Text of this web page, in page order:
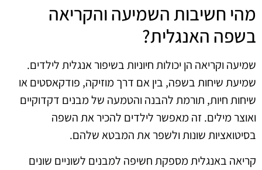
מהי חשיבות השמיעה והקריאה
בשפה האנגלית?
שמיעה וקריאה הן יכולות חיוניות בשיפור אנגלית לילדים.
שמיעת שיחות בשפה, בין אם דרך מוזיקה, פודקאסטים או
שיחות חיות, תורמת להבנה והטמעה של מבנים דקדוקיים
ואוצר מילים. זה מאפשר לילדים להכיר את השפה
בסיטואציות שונות ולשפר את המבטא שלהם.
קריאה באנגלית מספקת חשיפה למבנים לשוניים שונים